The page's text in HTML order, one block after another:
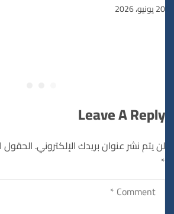
20 يونيو، 2026
Leave A Reply
لن يتم نشر عنوان بريدك الإلكتروني. الحقول